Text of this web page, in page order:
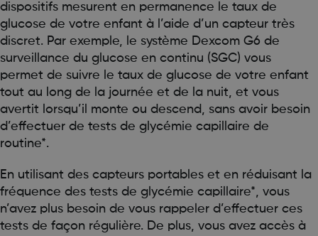
dispositifs mesurent en permanence le taux de
glucose de votre enfant à l’aide d’un capteur très
discret. Par exemple, le système Dexcom G6 de
surveillance du glucose en continu (SGC) vous
permet de suivre le taux de glucose de votre enfant
tout au long de la journée et de la nuit, et vous
avertit lorsqu’il monte ou descend, sans avoir besoin
d’effectuer de tests de glycémie capillaire de
routine*.
En utilisant des capteurs portables et en réduisant la
fréquence des tests de glycémie capillaire*, vous
n’avez plus besoin de vous rappeler d’effectuer ces
tests de façon régulière. De plus, vous avez accès à